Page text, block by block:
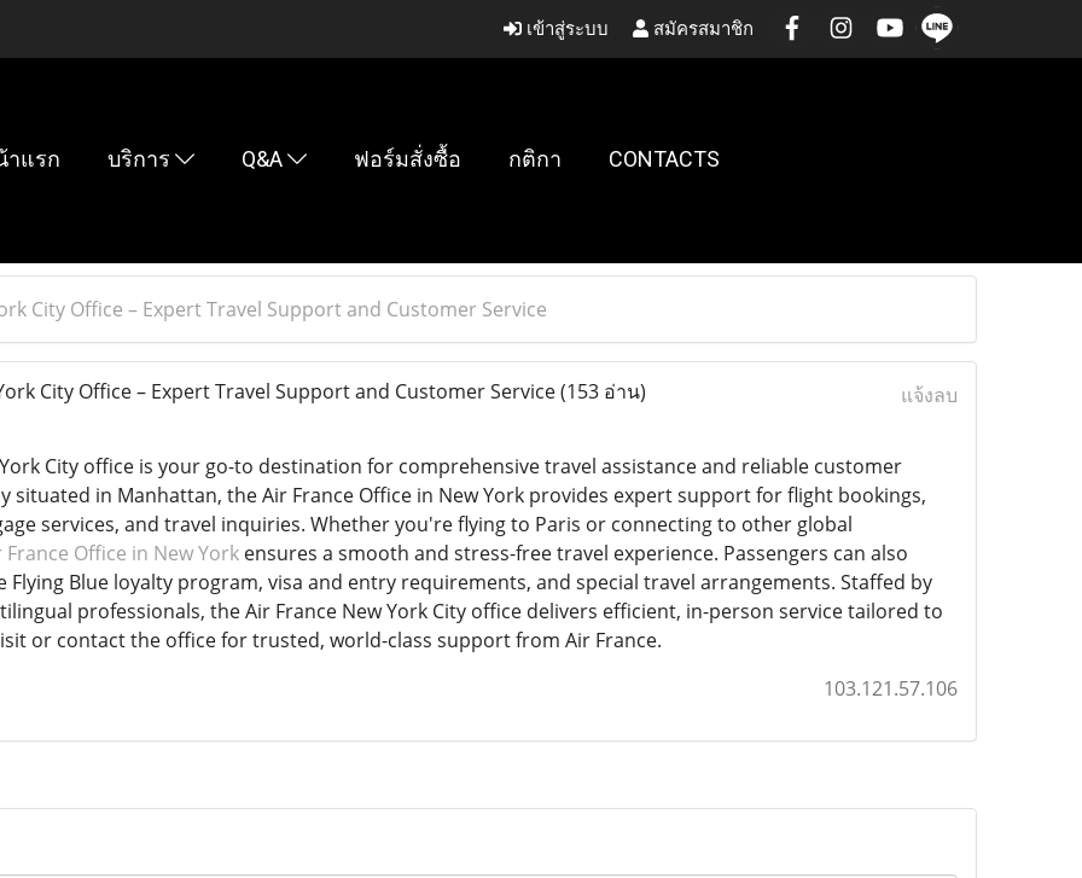
เข้าสู่ระบบ สมัครสมาชิก
าแรก บริการ Q&A ฟอร์มสั่งซื้อ กติกา CONTACTS
City Office – Expert Travel Support and Customer Service
City Office – Expert Travel Support and Customer Service(153 อ่าน) แจ้งลบ
City office is your go-to destination for comprehensive travel assistance and reliable customer
situated in Manhattan, the Air France Office in New York provides expert support for flight bookings,
services, and travel inquiries. Whether you're flying to Paris or connecting to other global
France Office in New Yorkensures a smooth and stress-free travel experience. Passengers can also
Flying Blue loyalty program, visa and entry requirements, and special travel arrangements. Staffed by
professionals, the Air France New York City office delivers efficient, in-person service tailored to
or contact the office for trusted, world-class support from Air France.
103.121.57.106